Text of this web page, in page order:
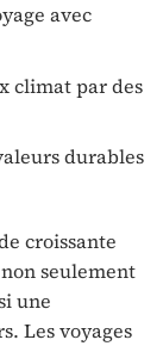
avec
climat par des
durables
croissante
seulement
une
Les voyages